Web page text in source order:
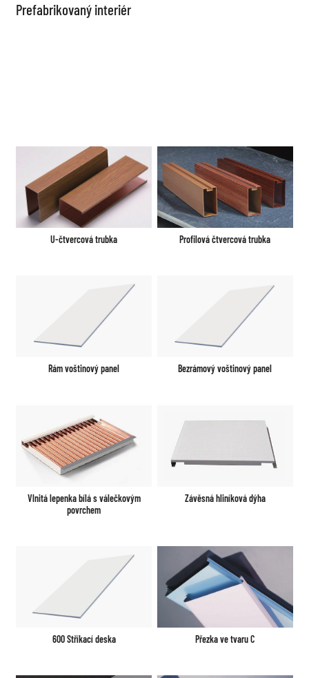
Prefabrikovaný interiér
U-čtvercová trubka Profilová čtvercová trubka
Rám voštinový panel Bezrámový voštinový panel
Vlnitá lepenka bílá s válečkovým
povrchem
Závěsná hliníková dýha
600 Stříkací deska Přezka ve tvaru C